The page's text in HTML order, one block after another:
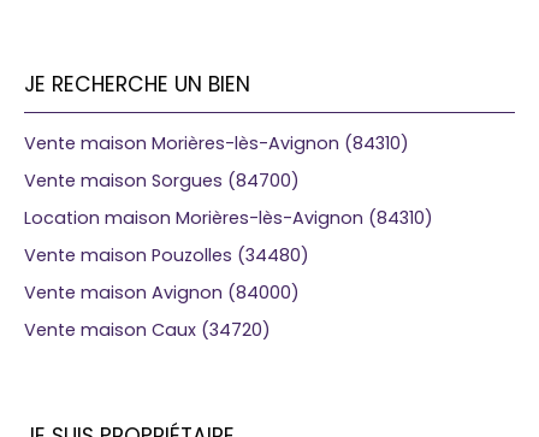
JE RECHERCHE UN BIEN
Vente maison Morières-lès-Avignon (84310)
Vente maison Sorgues (84700)
Location maison Morières-lès-Avignon (84310)
Vente maison Pouzolles (34480)
Vente maison Avignon (84000)
Vente maison Caux (34720)